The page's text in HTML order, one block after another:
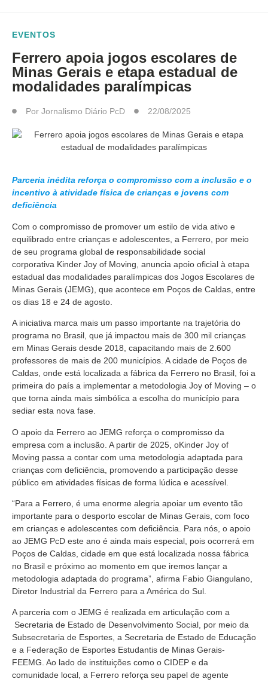
EVENTOS
Ferrero apoia jogos escolares de
Minas Gerais e etapa estadual de
modalidades paralímpicas
Por Jornalismo Diário PcD 22/08/2025
Parceria inédita reforça o compromisso com a inclusão e o
incentivo à atividade física de crianças e jovens com
deficiência
Com o compromisso de promover um estilo de vida ativo e
equilibrado entre crianças e adolescentes, a Ferrero, por meio
de seu programa global de responsabilidade social
corporativa Kinder Joy of Moving, anuncia apoio oficial à etapa
estadual das modalidades paralímpicas dos Jogos Escolares de
Minas Gerais (JEMG), que acontece em Poços de Caldas, entre
os dias 18 e 24 de agosto.
A iniciativa marca mais um passo importante na trajetória do
programa no Brasil, que já impactou mais de 300 mil crianças
em Minas Gerais desde 2018, capacitando mais de 2.600
professores de mais de 200 municípios. A cidade de Poços de
Caldas, onde está localizada a fábrica da Ferrero no Brasil, foi a
primeira do país a implementar a metodologia Joy of Moving – o
que torna ainda mais simbólica a escolha do município para
sediar esta nova fase.
O apoio da Ferrero ao JEMG reforça o compromisso da
empresa com a inclusão. A partir de 2025, oKinder Joy of
Moving passa a contar com uma metodologia adaptada para
crianças com deficiência, promovendo a participação desse
público em atividades físicas de forma lúdica e acessível.
“Para a Ferrero, é uma enorme alegria apoiar um evento tão
importante para o desporto escolar de Minas Gerais, com foco
em crianças e adolescentes com deficiência. Para nós, o apoio
ao JEMG PcD este ano é ainda mais especial, pois ocorrerá em
Poços de Caldas, cidade em que está localizada nossa fábrica
no Brasil e próximo ao momento em que iremos lançar a
metodologia adaptada do programa”, afirma Fabio Giangulano,
Diretor Industrial da Ferrero para a América do Sul.
A parceria com o JEMG é realizada em articulação com a
Secretaria de Estado de Desenvolvimento Social, por meio da
Subsecretaria de Esportes, a Secretaria de Estado de Educação
e a Federação de Esportes Estudantis de Minas Gerais-
FEEMG. Ao lado de instituições como o CIDEP e da
comunidade local, a Ferrero reforça seu papel de agente